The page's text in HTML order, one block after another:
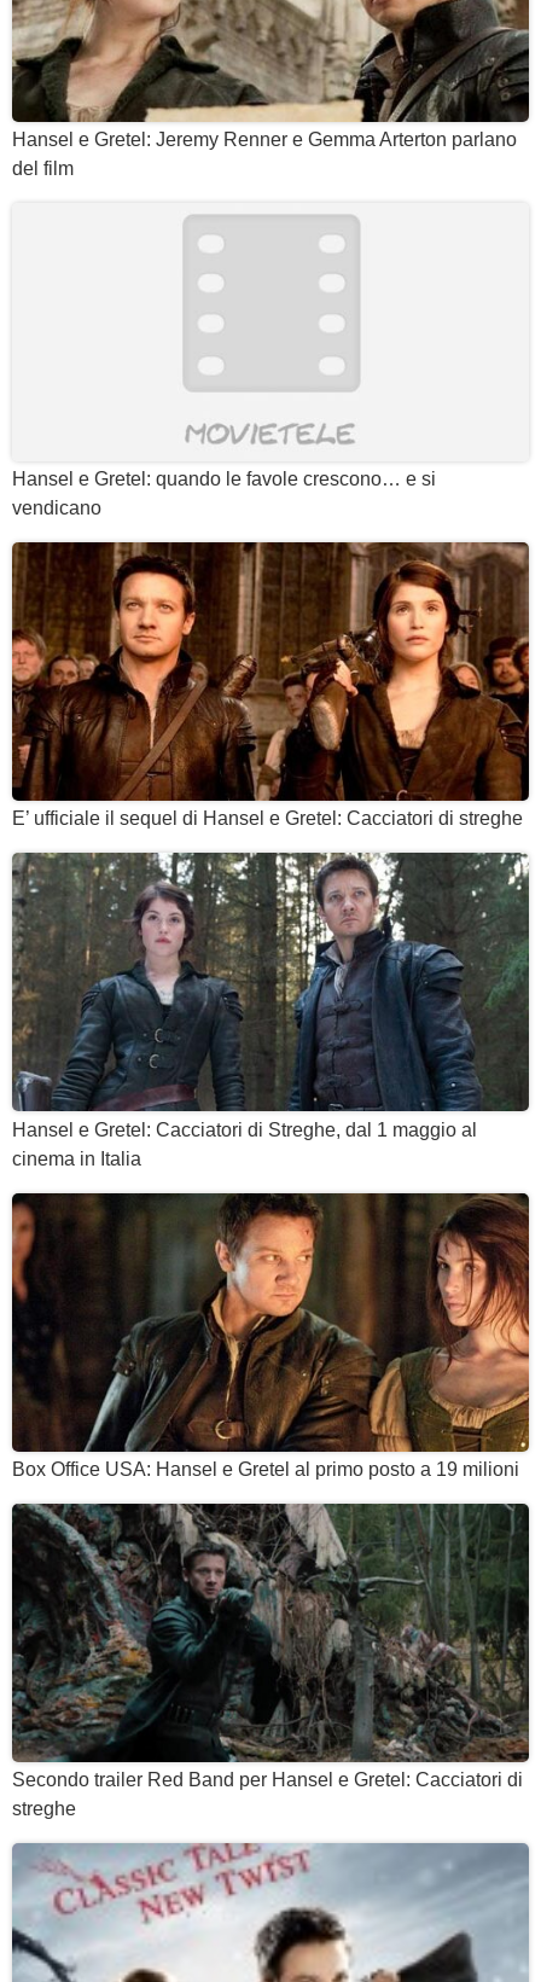
Hansel e Gretel: Jeremy Renner e Gemma Arterton parlano
del film
Hansel e Gretel: quando le favole crescono… e si
vendicano
E’ ufficiale il sequel di Hansel e Gretel: Cacciatori di streghe
Hansel e Gretel: Cacciatori di Streghe, dal 1 maggio al
cinema in Italia
Box Office USA: Hansel e Gretel al primo posto a 19 milioni
Secondo trailer Red Band per Hansel e Gretel: Cacciatori di
streghe